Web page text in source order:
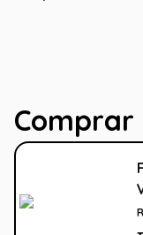
Comprar